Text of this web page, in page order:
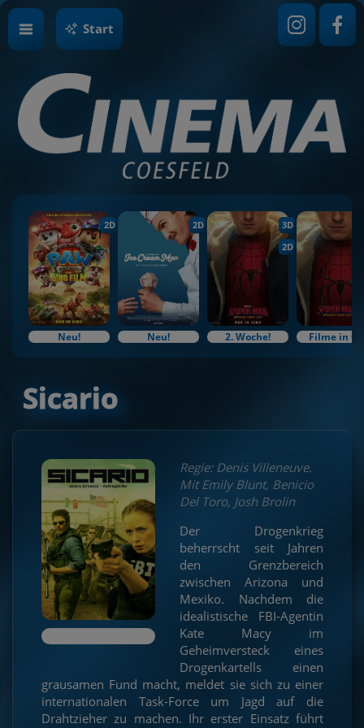
Start
2D
Neu!
2D
Neu!
3D
2D
2. Woche! Filme in
Sicario
Regie: Denis Villeneuve.
Mit Emily Blunt, Benicio
Del Toro, Josh Brolin
Der Drogenkrieg
beherrscht seit Jahren
den Grenzbereich
zwischen Arizona und
Mexiko. Nachdem die
idealistische FBI-Agentin
Kate Macy im
Geheimversteck eines
Drogenkartells einen
grausamen Fund macht, meldet sie sich zu einer
internationalen Task-Force um Jagd auf die
Drahtzieher zu machen. Ihr erster Einsatz führt